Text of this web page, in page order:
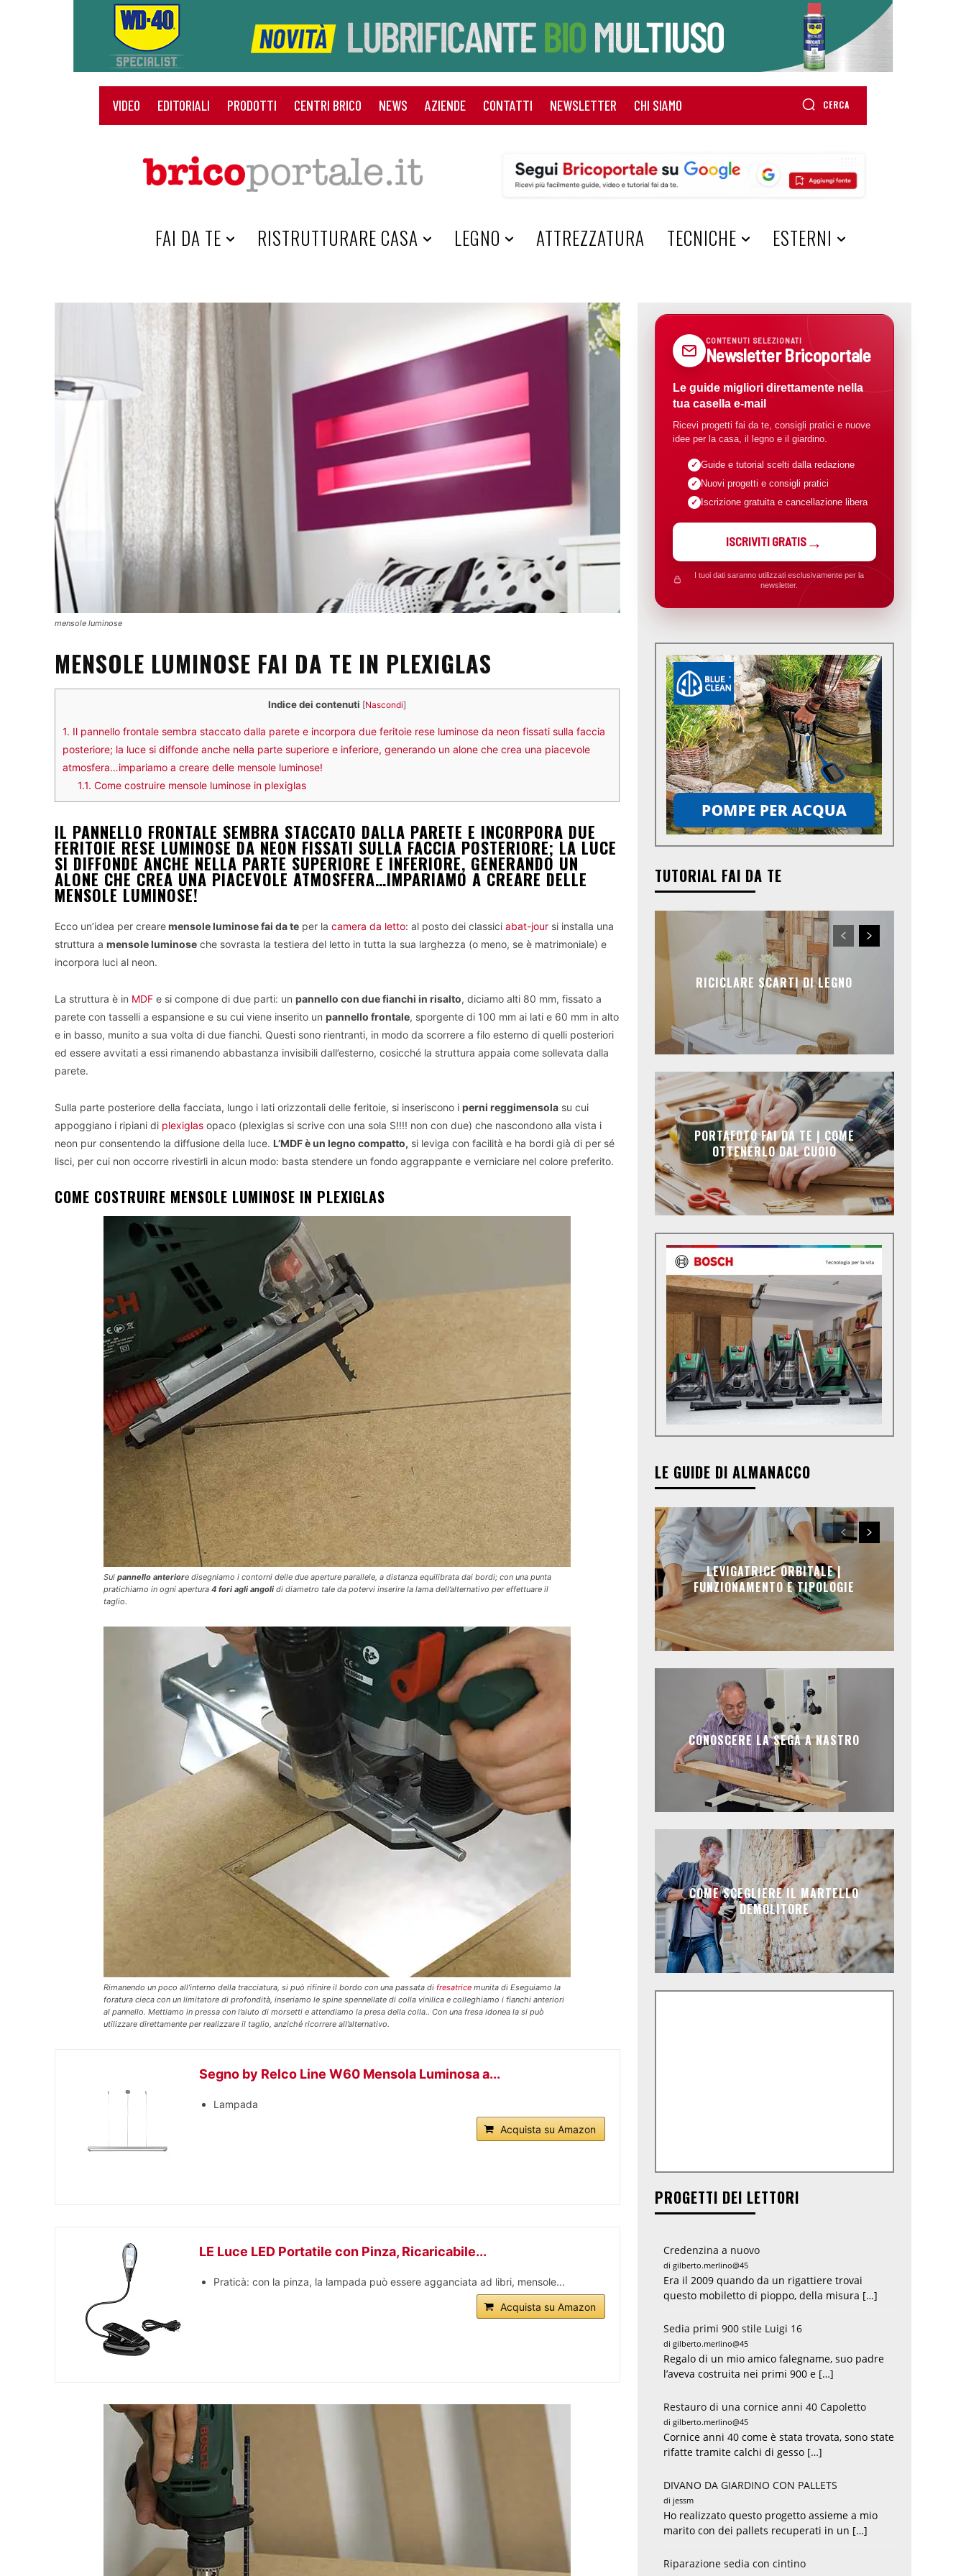
VIDEO EDITORIALI PRODOTTI CENTRI BRICO NEWS AZIENDE CONTATTI NEWSLETTER CHI SIAMO CERCA
HOME
FAI DA TE RISTRUTTURARE CASA LEGNO ATTREZZATURA TECNICHE ESTERNI
mensole luminose
MENSOLE LUMINOSE FAI DA TE IN PLEXIGLAS
Indice dei contenuti [Nascondi]
1. Il pannello frontale sembra staccato dalla parete e incorpora due feritoie rese luminose da neon fissati sulla faccia
posteriore; la luce si diffonde anche nella parte superiore e inferiore, generando un alone che crea una piacevole
atmosfera…impariamo a creare delle mensole luminose!
1.1. Come costruire mensole luminose in plexiglas
IL PANNELLO FRONTALE SEMBRA STACCATO DALLA PARETE E INCORPORA DUE
FERITOIE RESE LUMINOSE DA NEON FISSATI SULLA FACCIA POSTERIORE; LA LUCE
SI DIFFONDE ANCHE NELLA PARTE SUPERIORE E INFERIORE, GENERANDO UN
ALONE CHE CREA UNA PIACEVOLE ATMOSFERA…IMPARIAMO A CREARE DELLE
MENSOLE LUMINOSE!
Ecco un’idea per crearemensole luminose fai da te per la camera da letto: al posto dei classici abat-jour si installa una
struttura a mensole luminose che sovrasta la testiera del letto in tutta la sua larghezza (o meno, se è matrimoniale) e
incorpora luci al neon.
La struttura è in MDF e si compone di due parti: un pannello con due fianchi in risalto, diciamo alti 80 mm, fissato a
parete con tasselli a espansione e su cui viene inserito un pannello frontale, sporgente di 100 mm ai lati e 60 mm in alto
e in basso, munito a sua volta di due fianchi. Questi sono rientranti, in modo da scorrere a filo esterno di quelli posteriori
ed essere avvitati a essi rimanendo abbastanza invisibili dall’esterno, cosicché la struttura appaia come sollevata dalla
parete.
Sulla parte posteriore della facciata, lungo i lati orizzontali delle feritoie, si inseriscono i perni reggimensola su cui
appoggiano i ripiani di plexiglas opaco (plexiglas si scrive con una sola S!!!! non con due) che nascondono alla vista i
neon pur consentendo la diffusione della luce. L’MDF è un legno compatto, si leviga con facilità e ha bordi già di per sé
lisci, per cui non occorre rivestirli in alcun modo: basta stendere un fondo aggrappante e verniciare nel colore preferito.
COME COSTRUIRE MENSOLE LUMINOSE IN PLEXIGLAS
Sulpannello anteriore disegniamo i contorni delle due aperture parallele, a distanza equilibrata dai bordi; con una punta
pratichiamo in ogni apertura4 fori agli angoli di diametro tale da potervi inserire la lama dell’alternativo per effettuare il
taglio.
Rimanendo un poco all’interno della tracciatura, si può rifinire il bordo con una passata difresatricemunita di Eseguiamo la
foratura cieca con un limitatore di profondità, inseriamo le spine spennellate di colla vinilica e colleghiamo i fianchi anteriori
al pannello. Mettiamo in pressa con l’aiuto di morsetti e attendiamo la presa della colla.. Con una fresa idonea la si può
utilizzare direttamente per realizzare il taglio, anziché ricorrere all’alternativo.
Segno by Relco Line W60 Mensola Luminosa a...
Lampada
Acquista su Amazon
LE Luce LED Portatile con Pinza, Ricaricabile...
Praticà: con la pinza, la lampada può essere agganciata ad libri, mensole...
Acquista su Amazon
CONTENUTI SELEZIONATI
Newsletter Bricoportale
Le guide migliori direttamente nella
tua casella e-mail
Ricevi progetti fai da te, consigli pratici e nuove
idee per la casa, il legno e il giardino.
Guide e tutorial scelti dalla redazione
Nuovi progetti e consigli pratici
Iscrizione gratuita e cancellazione libera
ISCRIVITI GRATIS
I tuoi dati saranno utilizzati esclusivamente per la
newsletter.
TUTORIAL FAI DA TE
RICICLARE SCARTI DI LEGNO
PORTAFOTO FAI DA TE | COME
OTTENERLO DAL CUOIO
LE GUIDE DI ALMANACCO
LEVIGATRICE ORBITALE |
FUNZIONAMENTO E TIPOLOGIE
CONOSCERE LA SEGA A NASTRO
COME SCEGLIERE IL MARTELLO
DEMOLITORE
PROGETTI DEI LETTORI
Credenzina a nuovo
di gilberto.merlino@45
Era il 2009 quando da un rigattiere trovai
questo mobiletto di pioppo, della misura […]
Sedia primi 900 stile Luigi 16
di gilberto.merlino@45
Regalo di un mio amico falegname, suo padre
l’aveva costruita nei primi 900 e […]
Restauro di una cornice anni 40 Capoletto
di gilberto.merlino@45
Cornice anni 40 come è stata trovata, sono state
rifatte tramite calchi di gesso […]
DIVANO DA GIARDINO CON PALLETS
di jessm
Ho realizzato questo progetto assieme a mio
marito con dei pallets recuperati in un […]
Riparazione sedia con cintino